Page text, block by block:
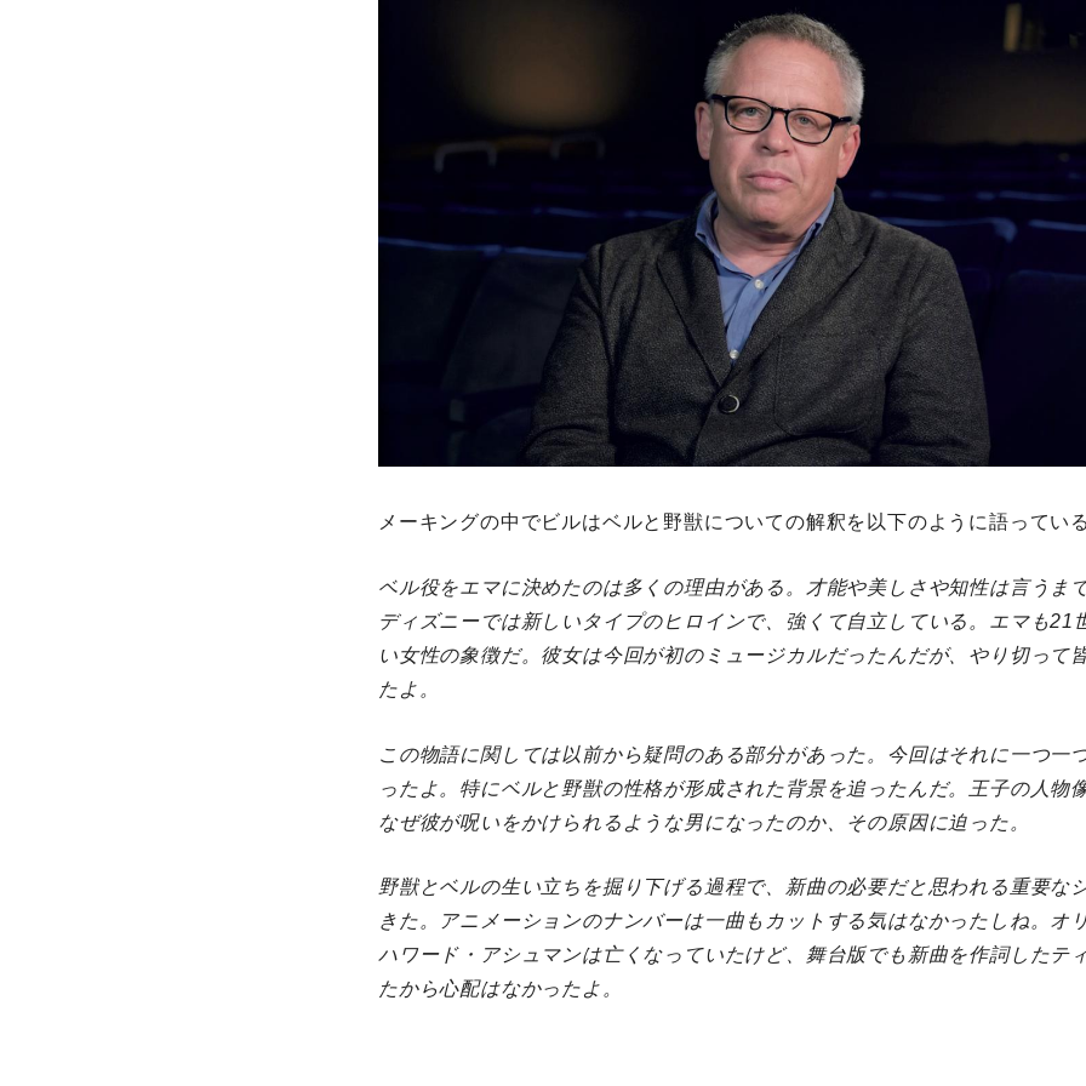
メーキングの中でビルはベルと野獣についての解釈を以下のように語ってい
ベル役をエマに決めたのは多くの理由がある。才能や美しさや知性は言うま
ディズニーでは新しいタイプのヒロインで、強くて自立している。エマも21
い女性の象徴だ。彼女は今回が初のミュージカルだったんだが、やり切って
たよ。
この物語に関しては以前から疑問のある部分があった。今回はそれに一つ一
ったよ。特にベルと野獣の性格が形成された背景を追ったんだ。王子の人物
なぜ彼が呪いをかけられるような男になったのか、その原因に迫った。
野獣とベルの生い立ちを掘り下げる過程で、新曲の必要だと思われる重要な
きた。アニメーションのナンバーは一曲もカットする気はなかったしね。オ
ハワード・アシュマンは亡くなっていたけど、舞台版でも新曲を作詞したテ
たから心配はなかったよ。